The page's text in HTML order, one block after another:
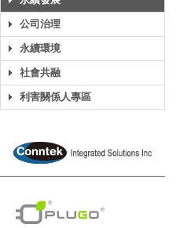
公司治理
永續環境
社會共融
利害關係人專區